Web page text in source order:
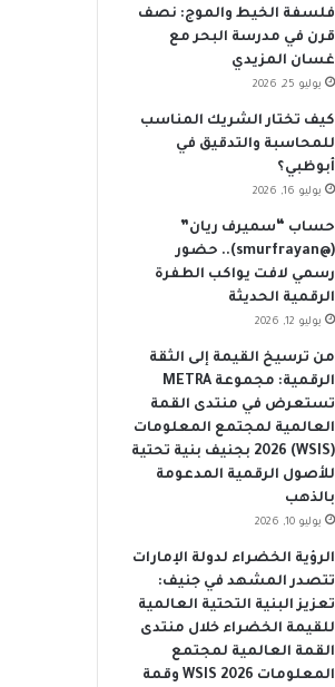
فلسفة الخيط والموج: نصف
قرن في مدرسة البحر مع
غسان المزيدي
يوليو 25, 2026
كيف تختار الشريك المناسب
للمحاسبة والتدقيق في
أبوظبي؟
يوليو 16, 2026
حساب “سميرف ريان”
(@smurfrayan).. حضور
رسمي لافت يواكب الطفرة
الرقمية الحديثة
يوليو 12, 2026
من ترسيخ القيمة إلى الثقة
الرقمية: مجموعة METRA
تستعرض في منتدى القمة
العالمية لمجتمع المعلومات
(WSIS) 2026 بجنيف بنية تحتية
للأصول الرقمية المدعومة
بالذهب
يوليو 10, 2026
الرؤية الخضراء لدولة الإمارات
تتصدر المشهد في جنيف:
تعزيز البنية التحتية العالمية
للقيمة الخضراء خلال منتدى
القمة العالمية لمجتمع
المعلومات WSIS 2026 وقمة